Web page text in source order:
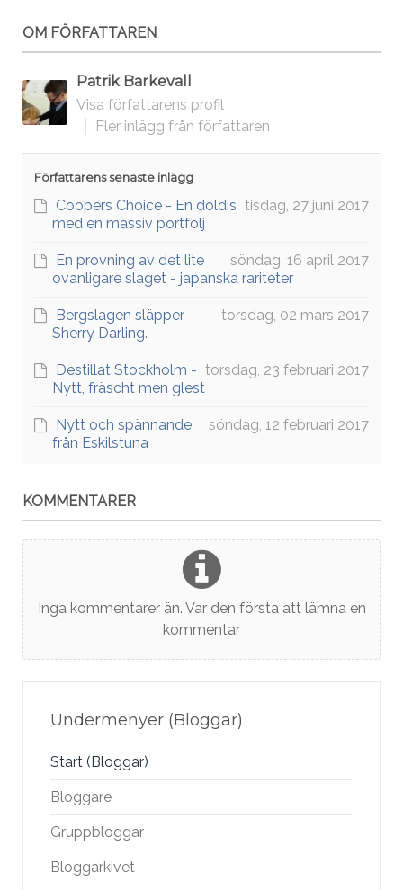
OM FÖRFATTAREN
Patrik Barkevall
Visa författarens profil
Fler inlägg från författaren
Författarens senaste inlägg
tisdag, 27 juni 2017
Coopers Choice - En doldis
med en massiv portfölj
söndag, 16 april 2017
En provning av det lite
ovanligare slaget - japanska rariteter
torsdag, 02 mars 2017
Bergslagen släpper
Sherry Darling.
torsdag, 23 februari 2017
Destillat Stockholm -
Nytt, fräscht men glest
söndag, 12 februari 2017
Nytt och spännande
från Eskilstuna
KOMMENTARER
Inga kommentarer än. Var den första att lämna en
kommentar
Undermenyer (Bloggar)
Start (Bloggar)
Bloggare
Gruppbloggar
Bloggarkivet